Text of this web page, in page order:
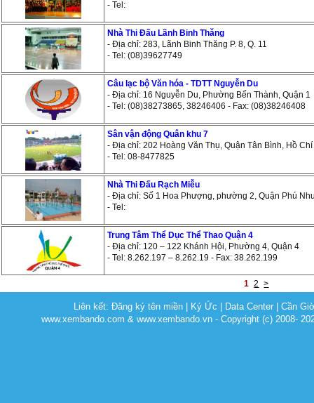
- Tel:
Nhà Thi Đấu Lãnh Binh Thăng
- Địa chỉ: 283, Lãnh Binh Thăng P. 8, Q. 11
- Tel: (08)39627749
Câu lạc bộ Văn hóa - TDTT Nguyễn Du
- Địa chỉ: 16 Nguyễn Du, Phường Bến Thành, Quận 1
- Tel: (08)38273865, 38246406 - Fax: (08)38246408
Sân vận động Quân khu 7
- Địa chỉ: 202 Hoàng Văn Thụ, Quận Tân Bình, Hồ
- Tel: 08-8477825
Nhà Thi Đấu Rạch Miễu
- Địa chỉ: Số 1 Hoa Phượng, phường 2, Quận Phú
- Tel:
Trung Tâm Thể Dục Thể Thao Quận 4
- Địa chỉ: 120 – 122 Khánh Hội, Phường 4, Quận 4
- Tel: 8.262.197 – 8.262.19 - Fax: 38.262.199
1 2 >
Liên kết:Đăng ký tên miền Ký Ức Data Center |Cần
www.xembando.com & www.xembando.vn - Copyright (c) 2008-